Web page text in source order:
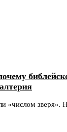
«числом зверя».